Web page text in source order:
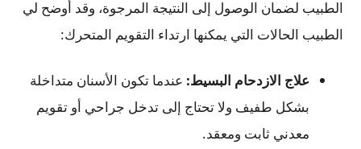
الطبيب لضمان الوصول إلى النتيجة المرجوة، وقد أوضح لي
الطبيب الحالات التي يمكنها ارتداء التقويم المتحرك:
علاج الازدحام البسيط: عندما تكون الأسنان متداخلة
بشكل طفيف ولا تحتاج إلى تدخل جراحي أو تقويم
معدني ثابت ومعقد.